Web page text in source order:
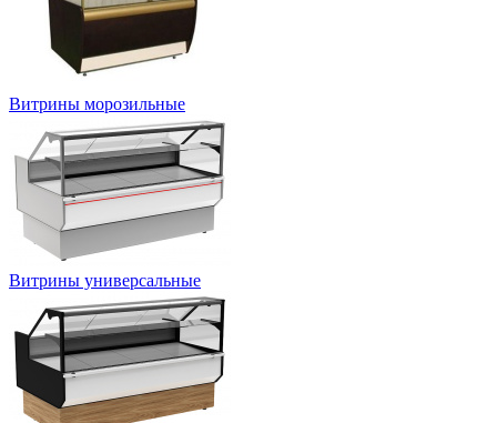
Витрины морозильные
Витрины универсальные